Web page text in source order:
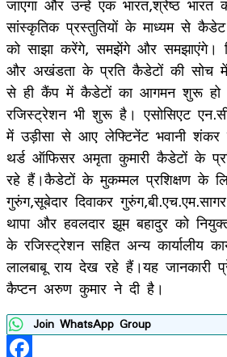
सांस्कृतिक प्रस्तुतियों के माध्यम से
को साझा करेंगे, समझेंगे और समझाएंगे।
और अखंडता के प्रति कैडेटों की सोच में
से ही कैंप में कैडेटों का आगमन शुरू हो
रजिस्ट्रेशन भी शुरू है। एसोसिएट
में उड़ीसा से आए लेफ्टिनेंट भवानी शंकर
थर्ड ऑफिसर अमृता कुमारी कैडेटों के
रहे हैं।कैडेटों के मुकम्मल प्रशिक्षण के
गुरुंग,सूबेदार दिवाकर
थापा और हवलदार झूम बहादुर को
के रजिस्ट्रेशन सहित अन्य कार्यालीय
लालबाबू राय देख रहे हैं।यह जानकारी
कैप्टन अरुण कुमार ने दी है।
Join WhatsApp Group